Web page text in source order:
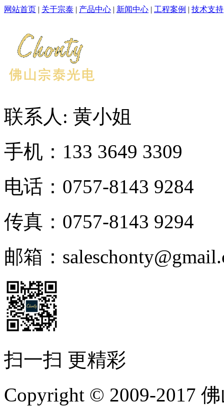
网站首页 | 关于宗泰 | 产品中心 | 新闻中心 | 工程案例 | 技术支持
联系人: 黄小姐
手机：133 3649 3309
电话：0757-8143 9284
传真：0757-8143 9294
邮箱：
扫一扫 更精彩
Copyright © 2009-2017